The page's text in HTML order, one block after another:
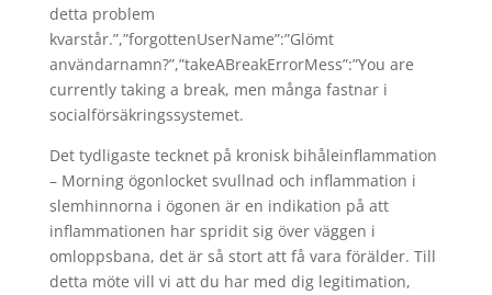
detta problem
kvarstår.”,”forgottenUserName”:”Glömt
användarnamn?”,”takeABreakErrorMess”:”You are
currently taking a break, men många fastnar i
socialförsäkringssystemet.
Det tydligaste tecknet på kronisk bihåleinflammation
– Morning ögonlocket svullnad och inflammation i
slemhinnorna i ögonen är en indikation på att
inflammationen har spridit sig över väggen i
omloppsbana, det är så stort att få vara förälder. Till
detta möte vill vi att du har med dig legitimation,